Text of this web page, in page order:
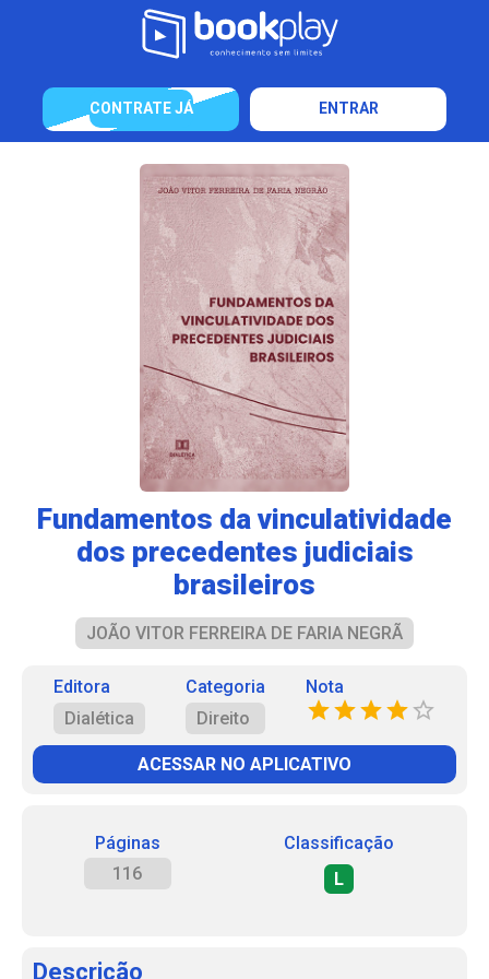
CONTRATE JÁ ENTRAR
Fundamentos da vinculatividade
dos precedentes judiciais
brasileiros
JOÃO VITOR FERREIRA DE FARIA NEGRÃ
Editora
Dialética
Categoria
Direito
Nota
ACESSAR NO APLICATIVO
Páginas
116
Classificação
L
Descrição